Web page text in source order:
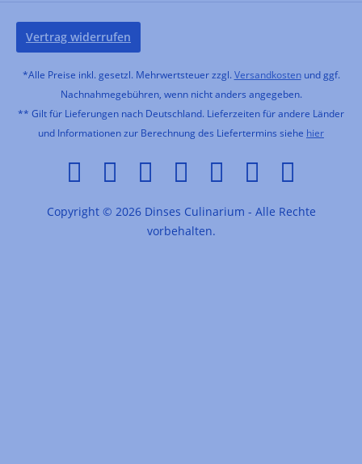
Vertrag widerrufen
*Alle Preise inkl. gesetzl. Mehrwertsteuer zzgl. Versandkostenund ggf.
Nachnahmegebühren, wenn nicht anders angegeben.
** Gilt für Lieferungen nach Deutschland. Lieferzeiten für andere Länder
und Informationen zur Berechnung des Liefertermins siehe hier
Copyright © 2026 Dinses Culinarium - Alle Rechte
vorbehalten.